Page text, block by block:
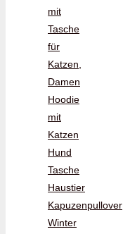
mit
Tasche
für
Katzen,
Damen
Hoodie
mit
Katzen
Hund
Tasche
Haustier
Kapuzenpullover
Winter